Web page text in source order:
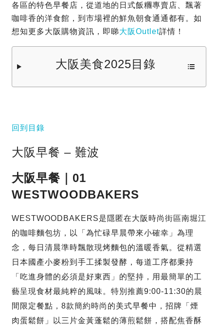
各區的特色早餐店，從道地的日式飯糰專賣店、飄著
咖啡香的洋食館，到市場裡的鮮魚朝食通通都有。如
想知更多大阪購物資訊，即睇大阪Outlet詳情！
大阪美食2025目錄
回到目錄
大阪早餐 – 難波
大阪早餐｜01
WESTWOODBAKERS
WESTWOODBAKERS是隱匿在大阪時尚街區南堀江
的咖啡麵包坊，以「為忙碌早晨帶來小確幸」為理
念，每日清晨準時飄散現烤麵包的溫暖香氣。從精選
日本國產小麥粉到手工揉製發酵，每道工序都秉持
「吃進身體的必須是好東西」的堅持，用最簡單的工
藝呈現食材最純粹的風味。特別推薦9:00-11:30的晨
間限定餐點，8款簡約時尚的美式早餐中，招牌「煙
肉蛋鬆餅」以三片金黃蓬鬆的薄煎鬆餅，搭配焦香酥